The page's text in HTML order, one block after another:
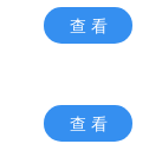
查 看
查 看